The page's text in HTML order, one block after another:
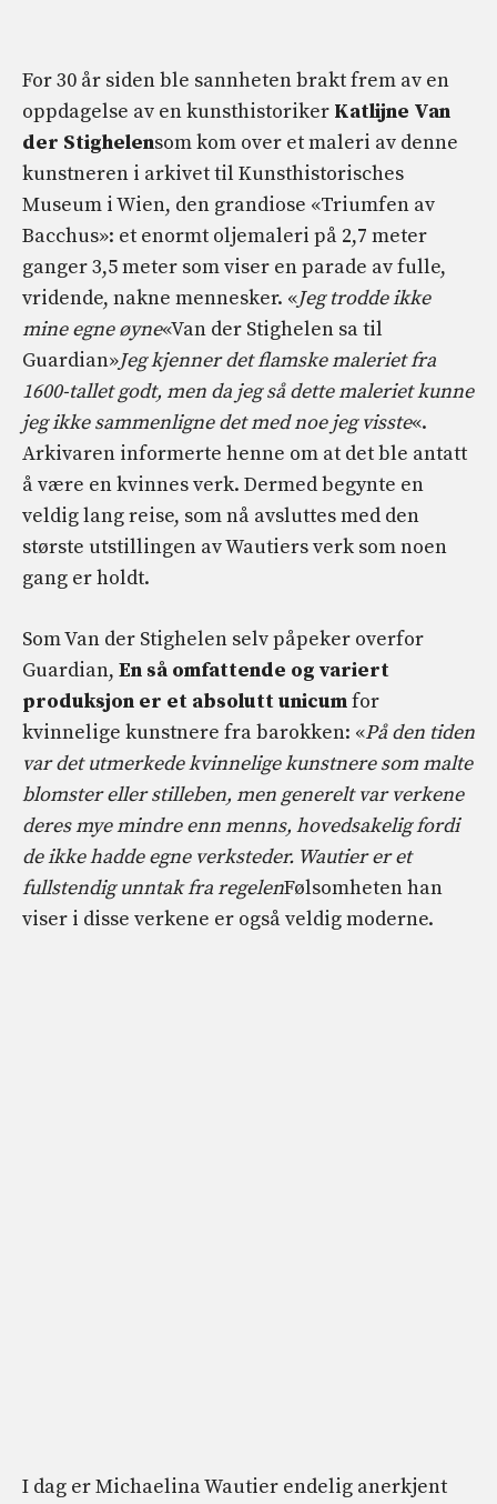
For 30 år siden ble sannheten brakt frem av en
oppdagelse av en kunsthistoriker Katlijne Van
der Stighelensom kom over et maleri av denne
kunstneren i arkivet til Kunsthistorisches
Museum i Wien, den grandiose «Triumfen av
Bacchus»: et enormt oljemaleri på 2,7 meter
ganger 3,5 meter som viser en parade av fulle,
vridende, nakne mennesker. «Jeg trodde ikke
mine egne øyne«Van der Stighelen sa til
Guardian»Jeg kjenner det flamske maleriet fra
1600-tallet godt, men da jeg så dette maleriet kunne
jeg ikke sammenligne det med noe jeg visste«.
Arkivaren informerte henne om at det ble antatt
å være en kvinnes verk. Dermed begynte en
veldig lang reise, som nå avsluttes med den
største utstillingen av Wautiers verk som noen
gang er holdt.
Som Van der Stighelen selv påpeker overfor
Guardian, En så omfattende og variert
produksjon er et absolutt unicumfor
kvinnelige kunstnere fra barokken: «På den tiden
var det utmerkede kvinnelige kunstnere som malte
blomster eller stilleben, men generelt var verkene
deres mye mindre enn menns, hovedsakelig fordi
de ikke hadde egne verksteder. Wautier er et
fullstendig unntak fra regelenFølsomheten han
viser i disse verkene er også veldig moderne.
I dag er Michaelina Wautier endelig anerkjent